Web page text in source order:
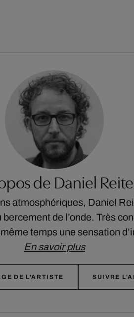
de Daniel
atmosphériques, Daniel
de l’onde. Très
temps une sensation
En savoir plus
DE L'ARTISTE SUIVRE